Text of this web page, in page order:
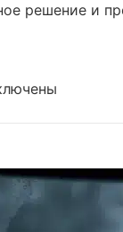
решение и